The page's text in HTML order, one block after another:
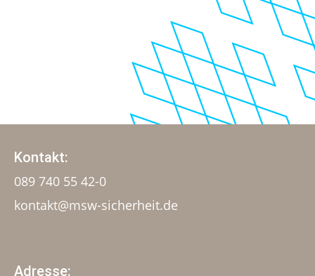
Kontakt:
089 740 55 42-0
kontakt@msw-sicherheit.de
Adresse: